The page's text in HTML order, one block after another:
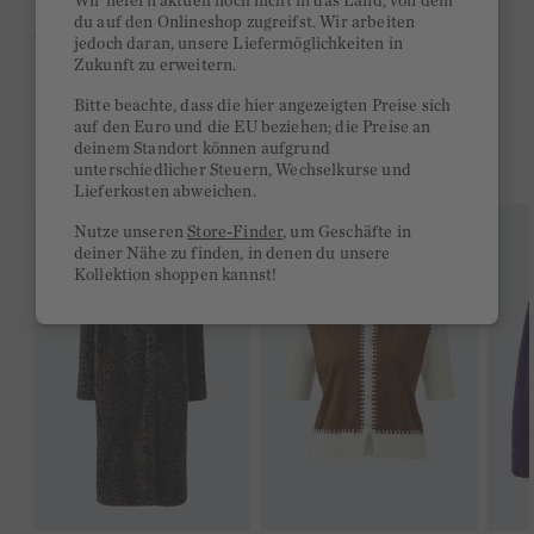
Ab 300€ versandkostenfrei
DAS KÖNNTE DIR GEFALLEN
du auf den Onlineshop zugreifst. Wir arbeiten
jedoch daran, unsere Liefermöglichkeiten in
Zukunft zu erweitern.
Bitte beachte, dass die hier angezeigten Preise sich
auf den Euro und die EU beziehen; die Preise an
deinem Standort können aufgrund
unterschiedlicher Steuern, Wechselkurse und
Lieferkosten abweichen.
Nutze unserenStore-Finder, um Geschäfte in
deiner Nähe zu finden, in denen du unsere
Kollektion shoppen kannst!